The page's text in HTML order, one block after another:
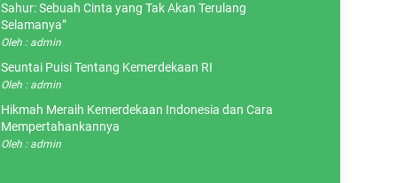
Sahur: Sebuah Cinta yang Tak Akan Terulang
Selamanya”
Oleh : admin
Seuntai Puisi Tentang Kemerdekaan RI
Oleh : admin
Hikmah Meraih Kemerdekaan Indonesia dan Cara
Mempertahankannya
Oleh : admin